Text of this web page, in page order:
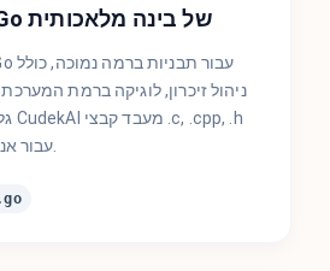
זיהוי C, C++ ו-Go של בינה מלאכותית
ניהול זיכרון, לוגיקה ברמת